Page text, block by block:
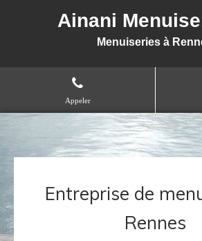
Ainani
Menuiseries à
Appeler
Entreprise de
Rennes